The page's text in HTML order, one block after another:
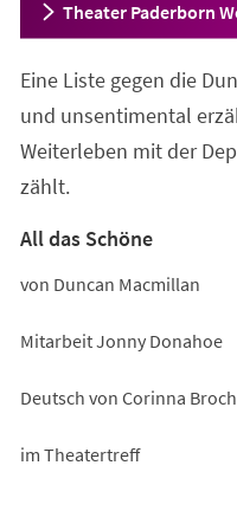
Theater Paderborn
Eine Liste gegen die
und unsentimental
Weiterleben mit der
zählt.
All das Schöne
von Duncan Macmillan
Mitarbeit Jonny Donahoe
Deutsch von Corinna
im Theatertreff